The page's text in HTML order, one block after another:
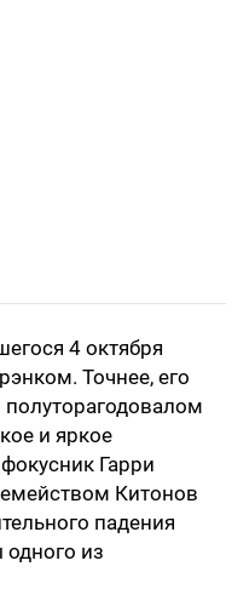
4 октября
Точнее, его
полуторагодовалом
и яркое
Гарри
Китонов
падения
одного из